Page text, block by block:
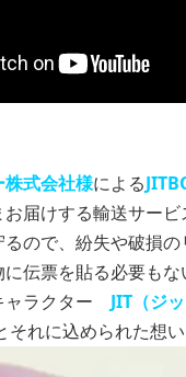
式会社様による
届けする輸送サービ
ので、紛失や破損
伝票を貼る必要も
ャラクター JIT（ジ
それに込められた想